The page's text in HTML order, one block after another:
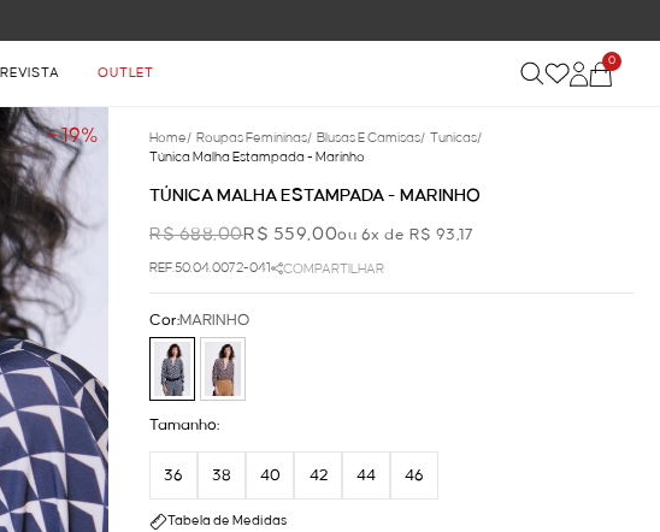
REVISTA OUTLET
0
- 19% Home/ Roupas Femininas/ Blusas E Camisas/ Tunicas/
Túnica Malha Estampada - Marinho
TÚNICA MALHA ESTAMPADA - MARINHO
R$ 688,00R$ 559,00ou 6x de R$ 93,17
REF.50.04.0072-041 COMPARTILHAR
Cor:MARINHO
Tamanho:
36 38 40 42 44 46
Tabela de Medidas